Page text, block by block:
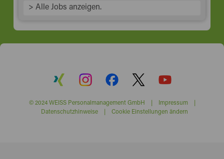
> Alle Jobs anzeigen.
© 2024 WEISS Personalmanagement GmbH | Impressum|
Datenschutzhinweise| Cookie Einstellungen ändern